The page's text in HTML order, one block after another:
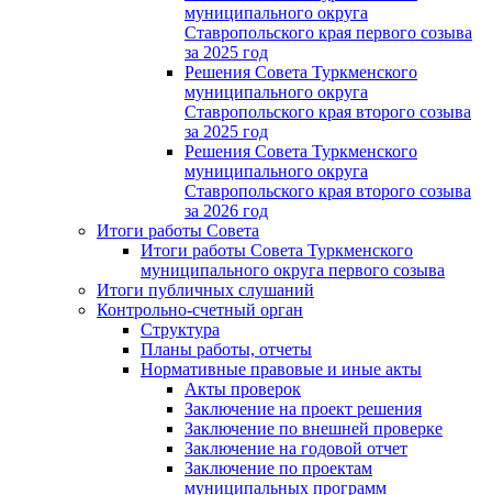
муниципального округа
Ставропольского края первого созыва
за 2025 год
Решения Совета Туркменского
муниципального округа
Ставропольского края второго созыва
за 2025 год
Решения Совета Туркменского
муниципального округа
Ставропольского края второго созыва
за 2026 год
Итоги работы Совета
Итоги работы Совета Туркменского
муниципального округа первого созыва
Итоги публичных слушаний
Контрольно-счетный орган
Структура
Планы работы, отчеты
Нормативные правовые и иные акты
Акты проверок
Заключение на проект решения
Заключение по внешней проверке
Заключение на годовой отчет
Заключение по проектам
муниципальных программ